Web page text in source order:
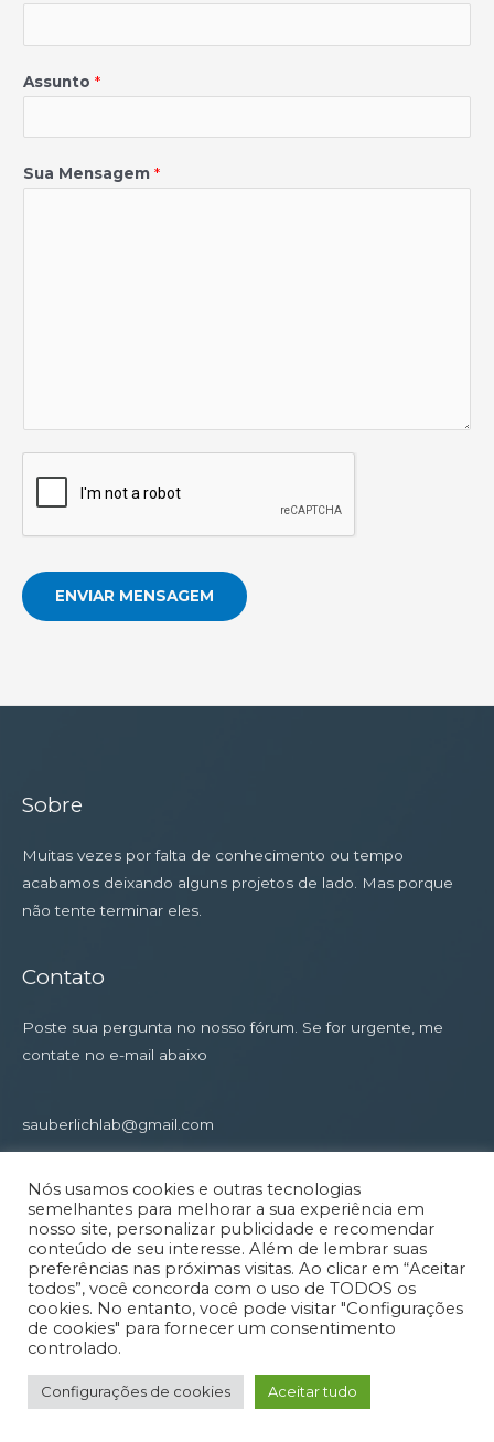
Assunto *
Sua Mensagem *
ENVIAR MENSAGEM
Sobre
Muitas vezes por falta de conhecimento ou tempo
acabamos deixando alguns projetos de lado. Mas porque
não tente terminar eles.
Contato
Poste sua pergunta no nosso fórum. Se for urgente, me
contate no e-mail abaixo
sauberlichlab@gmail.com
Privacy Policy
Copyright © 2026 Sauber-lab
Powered by Sauber-lab
Nós usamos cookies e outras tecnologias
semelhantes para melhorar a sua experiência em
nosso site, personalizar publicidade e recomendar
conteúdo de seu interesse. Além de lembrar suas
preferências nas próximas visitas. Ao clicar em “Aceitar
todos”, você concorda com o uso de TODOS os
cookies. No entanto, você pode visitar "Configurações
de cookies" para fornecer um consentimento
controlado.
Configurações de cookies Aceitar tudo